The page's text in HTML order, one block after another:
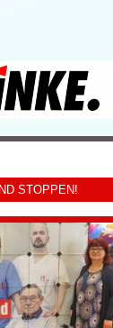
STOPPEN!